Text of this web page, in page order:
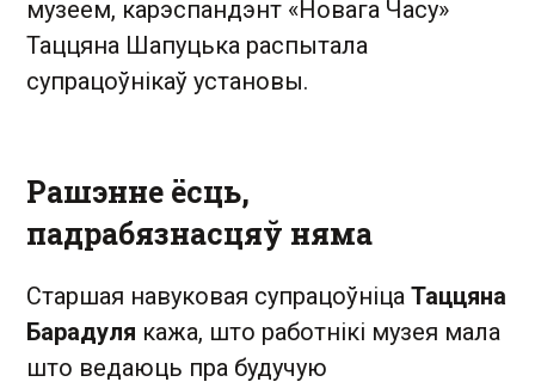
музеем, карэспандэнт «Новага Часу»
Таццяна Шапуцька распытала
супрацоўнікаў установы.
Рашэнне ёсць,
падрабязнасцяў няма
Старшая навуковая супрацоўніца Таццяна
Барадуля кажа, што работнікі музея мала
што ведаюць пра будучую